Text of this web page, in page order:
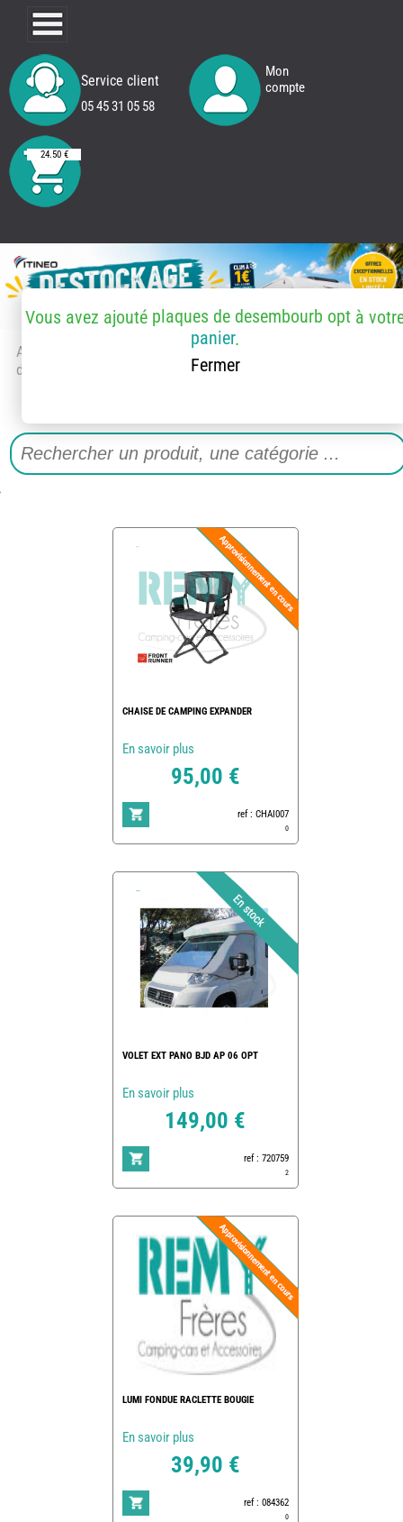
Service client
05 45 31 05 58
Mon
compte
24.50 €
Accueil
> Accessoires et pièces
détachées
Vous avez ajouté plaques de desembourb opt à
panier.
Fermer
CHAISE DE CAMPING EXPANDER
En savoir plus
95,00 €
ref : CHAI007
0
VOLET EXT PANO BJD AP 06 OPT
En savoir plus
149,00 €
ref : 720759
2
LUMI FONDUE RACLETTE BOUGIE
En savoir plus
39,90 €
ref : 084362
0